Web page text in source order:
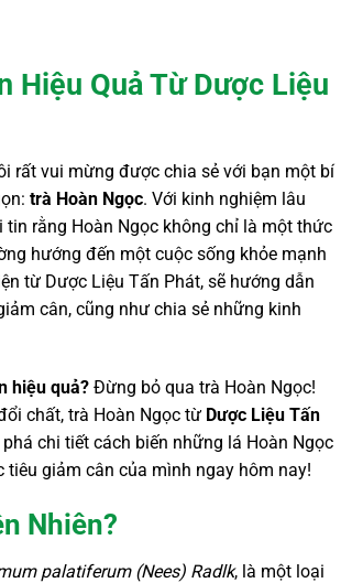
Hiệu Quả Từ Dược Liệu
rất vui mừng được chia sẻ với bạn một bí
trà Hoàn Ngọc. Với kinh nghiệm lâu
rằng Hoàn Ngọc không chỉ là một thức
hướng đến một cuộc sống khỏe mạnh
từ Dược Liệu Tấn Phát, sẽ hướng dẫn
cân, cũng như chia sẻ những kinh
hiệu quả? Đừng bỏ qua trà Hoàn Ngọc!
chất, trà Hoàn Ngọc từ Dược Liệu Tấn
chi tiết cách biến những lá Hoàn Ngọc
giảm cân của mình ngay hôm nay!
Nhiên?
palatiferum (Nees) Radlk, là một loại